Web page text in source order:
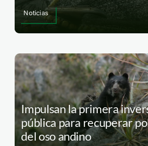
Noticias
Impulsan la primera
pública para recuperar
del oso andino